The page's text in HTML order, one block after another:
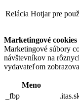
Relácia Hotjar pre
Marketingové cookies
Marketingové súbory
návštevníkov na
vydavateľom
Meno
_fbp